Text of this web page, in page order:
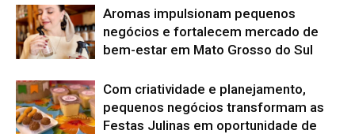
Aromas impulsionam pequenos
negócios e fortalecem mercado de
bem-estar em Mato Grosso do Sul
Com criatividade e planejamento,
pequenos negócios transformam as
Festas Julinas em oportunidade de